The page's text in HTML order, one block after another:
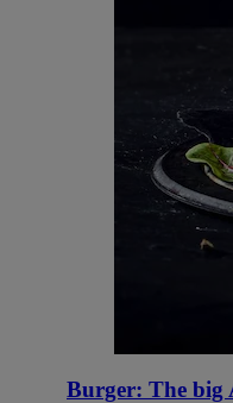
Burger: The big